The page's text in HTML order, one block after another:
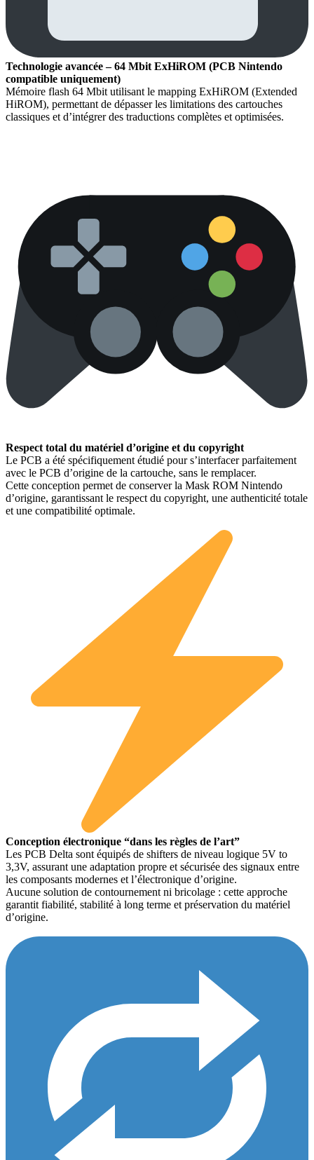
Technologie avancée – 64 Mbit ExHiROM (PCB Nintendo
compatible uniquement)
Mémoire flash 64 Mbit utilisant le mapping ExHiROM (Extended
HiROM), permettant de dépasser les limitations des cartouches
classiques et d’intégrer des traductions complètes et optimisées.
Respect total du matériel d’origine et du copyright
Le PCB a été spécifiquement étudié pour s’interfacer parfaitement
avec le PCB d’origine de la cartouche, sans le remplacer.
Cette conception permet de conserver la Mask ROM Nintendo
d’origine, garantissant le respect du copyright, une authenticité totale
et une compatibilité optimale.
Conception électronique “dans les règles de l’art”
Les PCB Delta sont équipés de shifters de niveau logique 5V to
3,3V, assurant une adaptation propre et sécurisée des signaux entre
les composants modernes et l’électronique d’origine.
Aucune solution de contournement ni bricolage : cette approche
garantit fiabilité, stabilité à long terme et préservation du matériel
d’origine.